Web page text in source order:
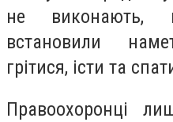
не виконають,
встановили
грітися, істи та
Правоохоронці